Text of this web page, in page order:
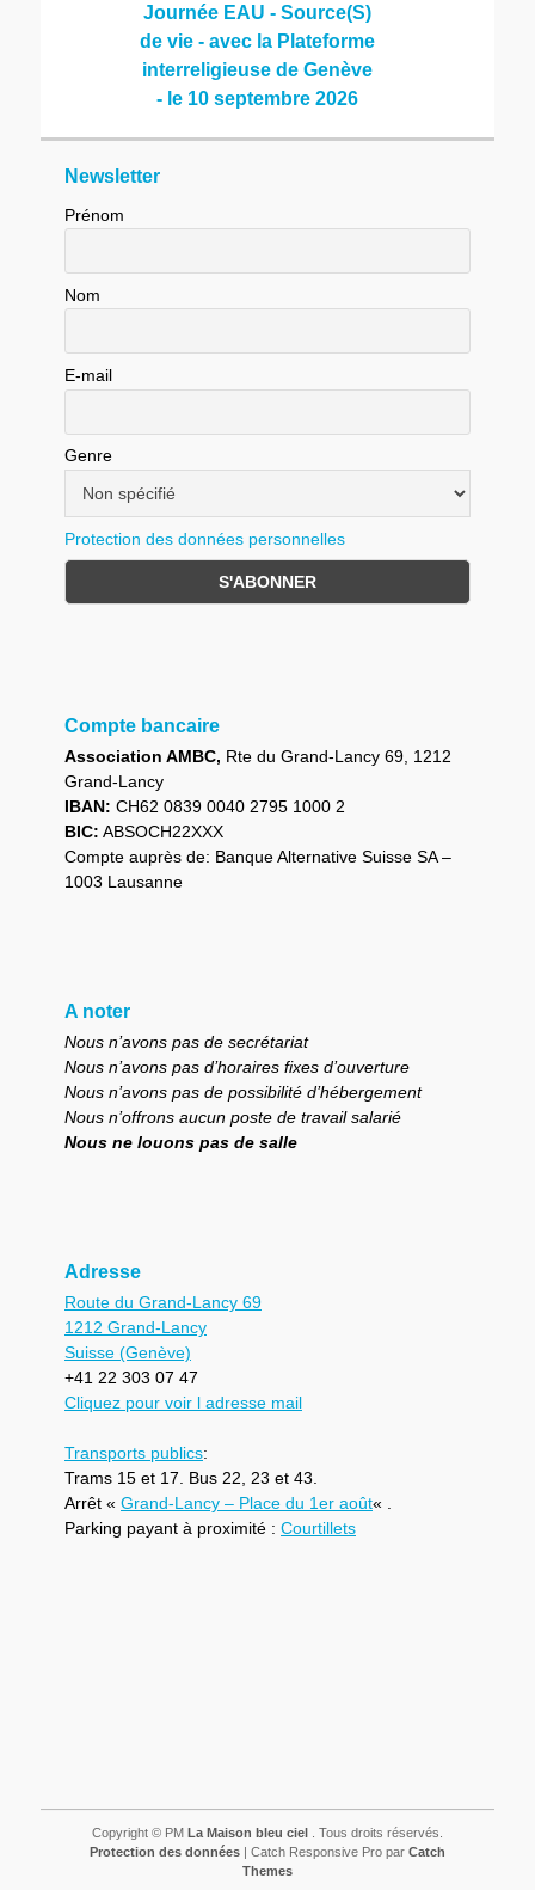
Journée EAU - Source(S)
de vie - avec la Plateforme
interreligieuse de Genève
- le 10 septembre 2026
Newsletter
Prénom
Nom
E-mail
Genre
Protection des données personnelles
Compte bancaire
Association AMBC, Rte du Grand-Lancy 69, 1212
Grand-Lancy
IBAN: CH62 0839 0040 2795 1000 2
BIC: ABSOCH22XXX
Compte auprès de: Banque Alternative Suisse SA –
1003 Lausanne
A noter
Nous n’avons pas de secrétariat
Nous n’avons pas d’horaires fixes d’ouverture
Nous n’avons pas de possibilité d’hébergement
Nous n’offrons aucun poste de travail salarié
Nous ne louons pas de salle
Adresse
Route du Grand-Lancy 69
1212 Grand-Lancy
Suisse (Genève)
+41 22 303 07 47
Cliquez pour voir l adresse mail
Transports publics:
Trams 15 et 17. Bus 22, 23 et 43.
Arrêt « Grand-Lancy – Place du 1er août« .
Parking payant à proximité : Courtillets
Copyright © PM La Maison bleu ciel . Tous droits réservés.
Protection des données | Catch Responsive Pro par Catch
Themes